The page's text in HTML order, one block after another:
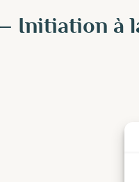
Initiation à